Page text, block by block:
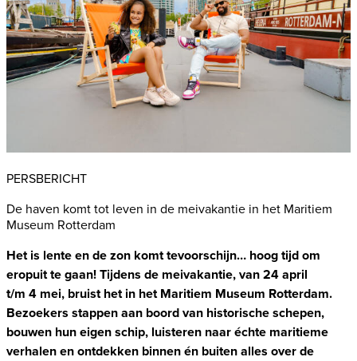
PERSBERICHT
De haven komt tot leven in de meivakantie in het Maritiem
Museum Rotterdam
Het is lente en de zon komt tevoorschijn… hoog tijd om
eropuit te gaan! Tijdens de meivakantie, van 24 april
t/m 4 mei, bruist het in het Maritiem Museum Rotterdam.
Bezoekers stappen aan boord van historische schepen,
bouwen hun eigen schip, luisteren naar échte maritieme
verhalen en ontdekken binnen én buiten alles over de